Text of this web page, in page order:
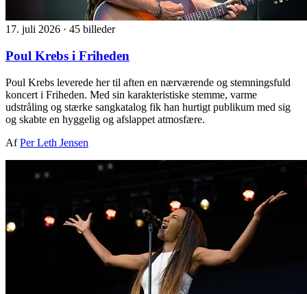
17. juli 2026 · 45 billeder
Poul Krebs i Friheden
Poul Krebs leverede her til aften en nærværende og stemningsfuld
koncert i Friheden. Med sin karakteristiske stemme, varme
udstråling og stærke sangkatalog fik han hurtigt publikum med sig
og skabte en hyggelig og afslappet atmosfære.
AfPer Leth Jensen